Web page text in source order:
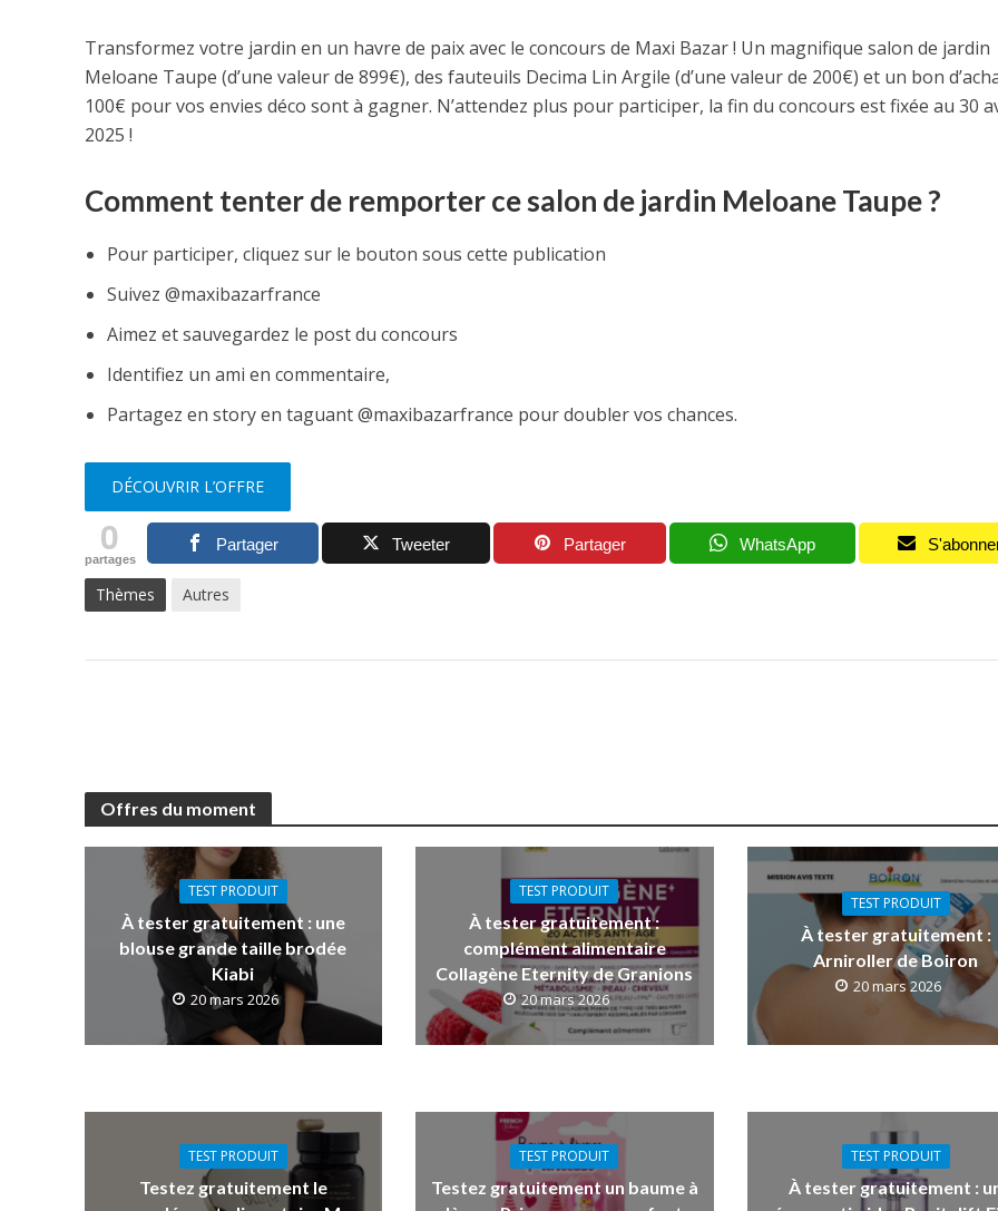
Transformez votre jardin en un havre de paix avec le concours de Maxi Bazar ! Un magnifique salon de jardin
Meloane Taupe (d’une valeur de 899€), des fauteuils Decima Lin Argile (d’une valeur de 200€) et un bon
100€ pour vos envies déco sont à gagner. N’attendez plus pour participer, la fin du concours est fixée au 30
2025 !
Comment tenter de remporter ce salon de jardin Meloane Taupe ?
Pour participer, cliquez sur le bouton sous cette publication
Suivez @maxibazarfrance
Aimez et sauvegardez le post du concours
Identifiez un ami en commentaire,
Partagez en story en taguant @maxibazarfrance pour doubler vos chances.
DÉCOUVRIR L’OFFRE
0
partages
Partager Tweeter Partager WhatsApp
Thèmes Autres
Offres du moment
TEST PRODUIT
À tester gratuitement : une
blouse grande taille brodée
Kiabi
20 mars 2026
TEST PRODUIT
À tester gratuitement :
complément alimentaire
Collagène Eternity de Granions
20 mars 2026
TEST PRODUIT
À tester gratuitement :
Arniroller de Boiron
20 mars 2026
TEST PRODUIT
Testez gratuitement le
TEST PRODUIT
Testez gratuitement un baume à
TEST PRODUIT
À tester gratuitement :